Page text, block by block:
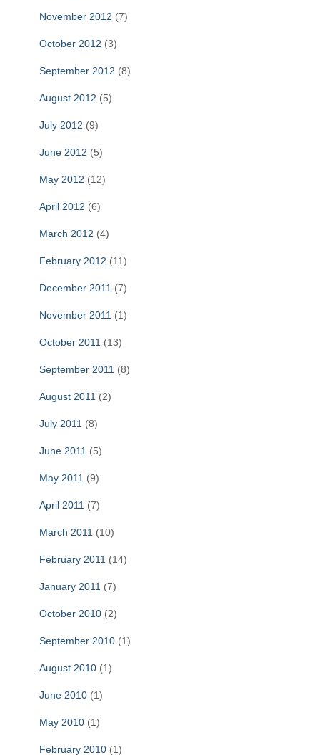
November 2012 (7)
October 2012 (3)
September 2012 (8)
August 2012 (5)
July 2012 (9)
June 2012 (5)
May 2012 (12)
April 2012 (6)
March 2012 (4)
February 2012 (11)
December 2011 (7)
November 2011 (1)
October 2011 (13)
September 2011 (8)
August 2011 (2)
July 2011 (8)
June 2011 (5)
May 2011 (9)
April 2011 (7)
March 2011 (10)
February 2011 (14)
January 2011 (7)
October 2010 (2)
September 2010 (1)
August 2010 (1)
June 2010 (1)
May 2010 (1)
February 2010 (1)